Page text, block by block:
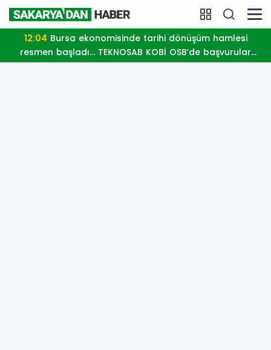
12:04
resmen başladı... TEKNOSAB KOBİ OSB’de başvurular
başladı